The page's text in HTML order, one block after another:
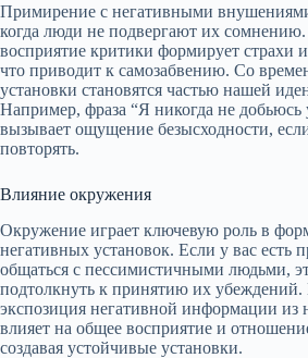
Примирение с негативными
когда люди не подвергают их
восприятие критики формирует страхи
что приводит к самозабвению. Со
установки становятся частью нашей
Например, фраза “Я никогда не добьюсь
вызывает ощущение безысходности,
повторять.
Влияние окружения
Окружение играет ключевую роль в
негативных установок. Если у вас есть
общаться с пессимистичными людьми,
подтолкнуть к принятию их убеждений.
экспозиция негативной информации из
влияет на общее восприятие и
создавая устойчивые установки.